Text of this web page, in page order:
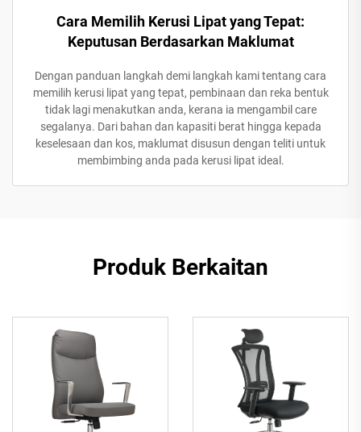
Cara Memilih Kerusi Lipat yang Tepat:
Keputusan Berdasarkan Maklumat
Dengan panduan langkah demi langkah kami tentang cara
memilih kerusi lipat yang tepat, pembinaan dan reka bentuk
tidak lagi menakutkan anda, kerana ia mengambil care
segalanya. Dari bahan dan kapasiti berat hingga kepada
keselesaan dan kos, maklumat disusun dengan teliti untuk
membimbing anda pada kerusi lipat ideal.
Produk Berkaitan